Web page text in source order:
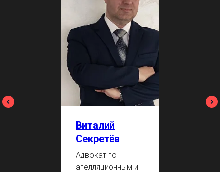
Виталий
Секретёв
Адвокат по
апелляционным и